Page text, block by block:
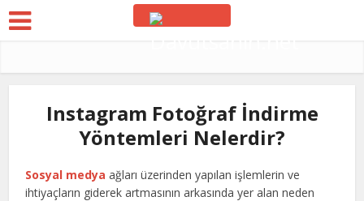
Instagram Fotoğraf İndirme
Yöntemleri Nelerdir?
Sosyal medya ağları üzerinden yapılan işlemlerin ve
ihtiyaçların giderek artmasının arkasında yer alan neden